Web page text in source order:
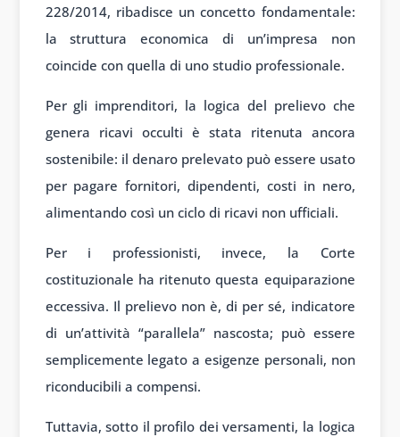
228/2014, ribadisce un concetto fondamentale:
la struttura economica di un’impresa non
coincide con quella di uno studio professionale.
Per gli imprenditori, la logica del prelievo che
genera ricavi occulti è stata ritenuta ancora
sostenibile: il denaro prelevato può essere usato
per pagare fornitori, dipendenti, costi in nero,
alimentando così un ciclo di ricavi non ufficiali.
Per i professionisti, invece, la Corte
costituzionale ha ritenuto questa equiparazione
eccessiva. Il prelievo non è, di per sé, indicatore
di un’attività “parallela” nascosta; può essere
semplicemente legato a esigenze personali, non
riconducibili a compensi.
Tuttavia, sotto il profilo dei versamenti, la logica